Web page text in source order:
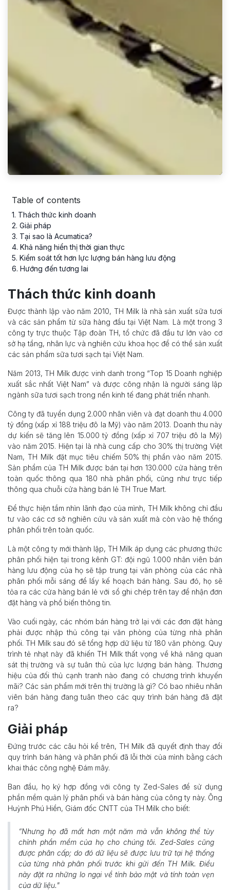
Table of contents
1. Thách thức kinh doanh
2. Giải pháp
3. Tại sao là Acumatica?
4. Khả năng hiển thị thời gian thực
5. Kiểm soát tốt hơn lực lượng bán hàng lưu động
6. Hướng đến tương lai
Thách thức kinh doanh
Được thành lập vào năm 2010, TH Milk là nhà sản xuất sữa tươi
và các sản phẩm từ sữa hàng đầu tại Việt Nam. Là một trong 3
công ty trực thuộc Tập đoàn TH, tổ chức đã đầu tư lớn vào cơ
sở hạ tầng, nhân lực và nghiên cứu khoa học để có thể sản xuất
các sản phẩm sữa tươi sạch tại Việt Nam.
Năm 2013, TH Milk được vinh danh trong “Top 15 Doanh nghiệp
xuất sắc nhất Việt Nam” và được công nhận là người sáng lập
ngành sữa tươi sạch trong nền kinh tế đang phát triển nhanh.
Công ty đã tuyển dụng 2.000 nhân viên và đạt doanh thu 4.000
tỷ đồng (xấp xỉ 188 triệu đô la Mỹ) vào năm 2013. Doanh thu này
dự kiến sẽ tăng lên 15.000 tỷ đồng (xấp xỉ 707 triệu đô la Mỹ)
vào năm 2015. Hiện tại là nhà cung cấp cho 30% thị trường Việt
Nam, TH Milk đặt mục tiêu chiếm 50% thị phần vào năm 2015.
Sản phẩm của TH Milk được bán tại hơn 130.000 cửa hàng trên
toàn quốc thông qua 180 nhà phân phối, cũng như trực tiếp
thông qua chuỗi cửa hàng bán lẻ TH True Mart.
Để thực hiện tầm nhìn lãnh đạo của mình, TH Milk không chỉ đầu
tư vào các cơ sở nghiên cứu và sản xuất mà còn vào hệ thống
phân phối trên toàn quốc.
Là một công ty mới thành lập, TH Milk áp dụng các phương thức
phân phối hiện tại trong kênh GT: đội ngũ 1.000 nhân viên bán
hàng lưu động của họ sẽ tập trung tại văn phòng của các nhà
phân phối mỗi sáng để lấy kế hoạch bán hàng. Sau đó, họ sẽ
tỏa ra các cửa hàng bán lẻ với sổ ghi chép trên tay để nhận đơn
đặt hàng và phổ biến thông tin.
Vào cuối ngày, các nhóm bán hàng trở lại với các đơn đặt hàng
phải được nhập thủ công tại văn phòng của từng nhà phân
phối. TH Milk sau đó sẽ tổng hợp dữ liệu từ 180 văn phòng. Quy
trình tẻ nhạt này đã khiến TH Milk thất vọng về khả năng quan
sát thị trường và sự tuân thủ của lực lượng bán hàng. Thương
hiệu của đối thủ cạnh tranh nào đang có chương trình khuyến
mãi? Các sản phẩm mới trên thị trường là gì? Có bao nhiêu nhân
viên bán hàng đang tuân theo các quy trình bán hàng đã đặt
ra?
Giải pháp
Đứng trước các câu hỏi kể trên, TH Milk đã quyết định thay đổi
quy trình bán hàng và phân phối đã lỗi thời của mình bằng cách
khai thác công nghệ Đám mây.
Ban đầu, họ ký hợp đồng với công ty Zed-Sales để sử dụng
phần mềm quản lý phân phối và bán hàng của công ty này. Ông
Huỳnh Phú Hiền, Giám đốc CNTT của TH Milk cho biết:
“Nhưng họ đã mất hơn một năm mà vẫn không thể tùy
chỉnh phần mềm của họ cho chúng tôi. Zed-Sales cũng
được phân cấp; do đó dữ liệu sẽ được lưu trữ tại hệ thống
của từng nhà phân phối trước khi gửi đến TH Milk. Điều
này đặt ra những lo ngại về tính bảo mật và tính toàn vẹn
của dữ liệu."